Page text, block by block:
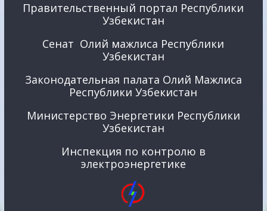
Правительственный портал Республики
Узбекистан
Сенат Олий мажлиса Республики
Узбекистан
Законодательная палата Олий Мажлиса
Республики Узбекистан
Министерство Энергетики Республики
Узбекистан
Инспекция по контролю в
электроэнергетике